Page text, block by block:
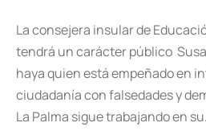
La consejera insular de
tendrá un carácter público
haya quien está empeñado en
ciudadanía con falsedades y
La Palma sigue trabajando en